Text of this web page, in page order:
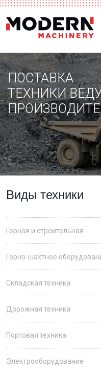
ПОСТАВКА
ТЕХНИКИ
Виды техники
Горная и строительная
Горно-шахтное
Складская техника
Дорожная техника
Портовая техника
Электрооборудование